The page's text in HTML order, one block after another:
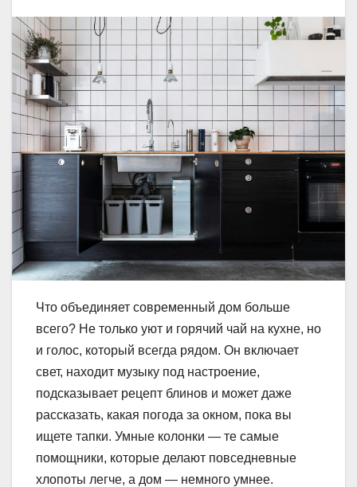
Что объединяет современный дом больше
всего? Не только уют и горячий чай на кухне, но
и голос, который всегда рядом. Он включает
свет, находит музыку под настроение,
подсказывает рецепт блинов и может даже
рассказать, какая погода за окном, пока вы
ищете тапки. Умные колонки — те самые
помощники, которые делают повседневные
хлопоты легче, а дом — немного умнее.